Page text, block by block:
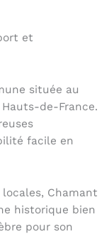
et
située au
de-France.
facile en
Chamant
historique bien
pour son